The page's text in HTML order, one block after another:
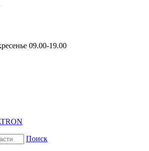
09.00-19.00
Поиск